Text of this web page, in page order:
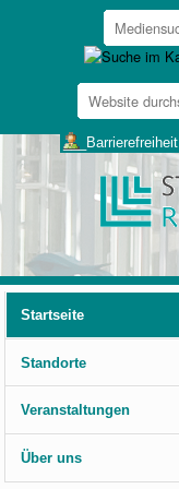
Website
durchsuchen
___Barrierefreiheit
Startseite
Standorte
Veranstaltungen
Über uns